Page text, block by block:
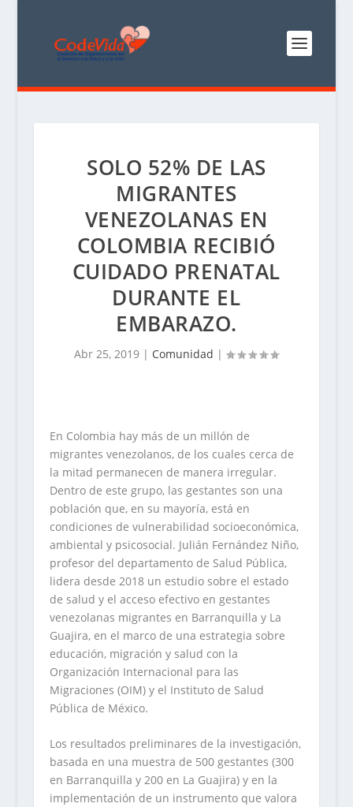
SOLO 52% DE LAS
MIGRANTES
VENEZOLANAS EN
COLOMBIA RECIBIÓ
CUIDADO PRENATAL
DURANTE EL
EMBARAZO.
Abr 25, 2019 | Comunidad |
En Colombia hay más de un millón de
migrantes venezolanos, de los cuales cerca de
la mitad permanecen de manera irregular.
Dentro de este grupo, las gestantes son una
población que, en su mayoría, está en
condiciones de vulnerabilidad socioeconómica,
ambiental y psicosocial. Julián Fernández Niño,
profesor del departamento de Salud Pública,
lidera desde 2018 un estudio sobre el estado
de salud y el acceso efectivo en gestantes
venezolanas migrantes en Barranquilla y La
Guajira, en el marco de una estrategia sobre
educación, migración y salud con la
Organización Internacional para las
Migraciones (OIM) y el Instituto de Salud
Pública de México.
Los resultados preliminares de la investigación,
basada en una muestra de 500 gestantes (300
en Barranquilla y 200 en La Guajira) y en la
implementación de un instrumento que valora